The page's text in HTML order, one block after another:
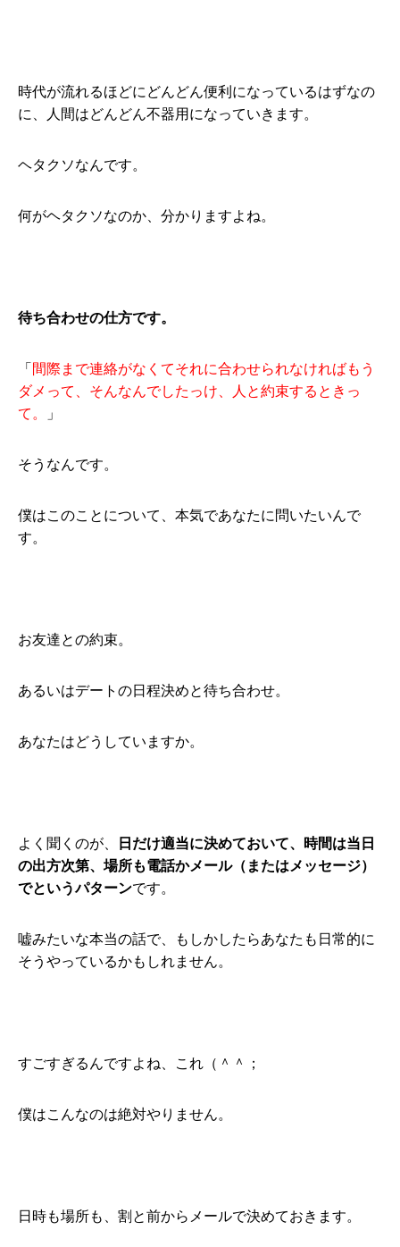
時代が流れるほどにどんどん便利になっているはずなの
に、人間はどんどん不器用になっていきます。
ヘタクソなんです。
何がヘタクソなのか、分かりますよね。
待ち合わせの仕方です。
「 間際まで連絡がなくてそれに合わせられなければもう
ダメって、そんなんでしたっけ、人と約束するときっ
て。
」
そうなんです。
僕はこのことについて、本気であなたに問いたいんで
す。
お友達との約束。
あるいはデートの日程決めと待ち合わせ。
あなたはどうしていますか。
よく聞くのが、
日だけ適当に決めておいて、時間は当日
の出方次第、場所も電話かメール（またはメッセージ）
でというパターンです。
嘘みたいな本当の話で、もしかしたらあなたも日常的に
そうやっているかもしれません。
すごすぎるんですよね、これ（＾＾；
僕はこんなのは絶対やりません。
日時も場所も、割と前からメールで決めておきます。